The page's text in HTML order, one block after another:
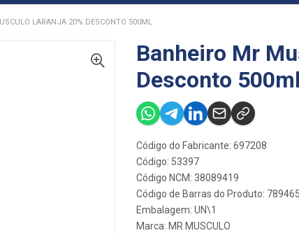
LARANJA 20% DESCONTO 500ML
Banheiro Mr
Desconto 500ml
Código do Fabricante: 697208
Código: 53397
Código NCM: 38089419
Código de Barras do Produto:
Embalagem: UN\1
Marca: MR MUSCULO